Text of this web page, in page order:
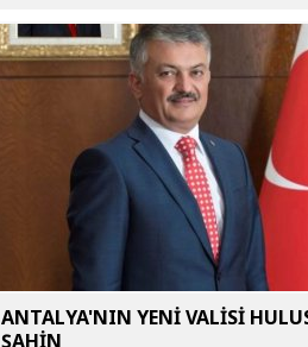
ANTALYA'NIN YENİ VALİSİ
ŞAHİN